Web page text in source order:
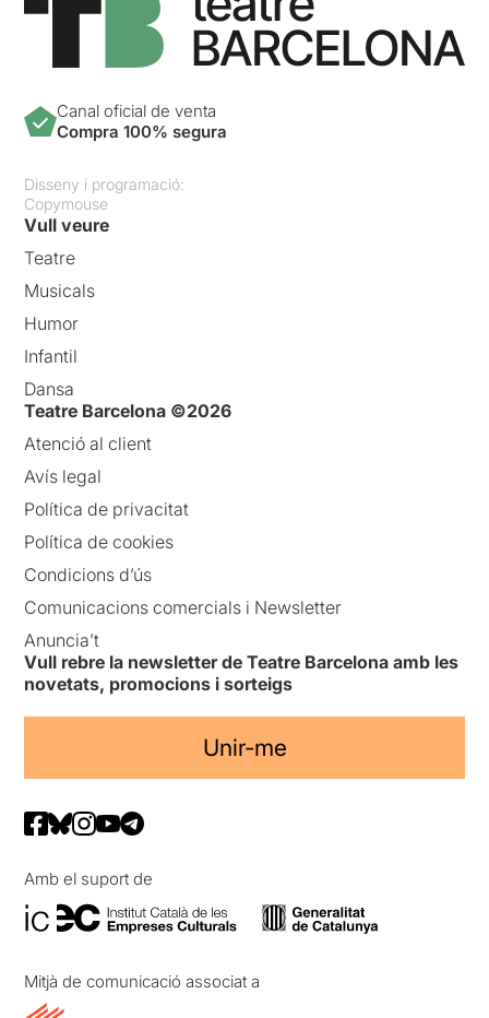
Canal oficial de venta
Compra 100% segura
Disseny i programació:
Copymouse
Vull veure
Teatre
Musicals
Humor
Infantil
Dansa
Teatre Barcelona ©2026
Atenció al client
Avís legal
Política de privacitat
Política de cookies
Condicions d’ús
Comunicacions comercials i Newsletter
Anuncia’t
Vull rebre la newsletter de Teatre Barcelona amb les
novetats, promocions i sorteigs
Unir-me
Amb el suport de
Mitjà de comunicació associat a